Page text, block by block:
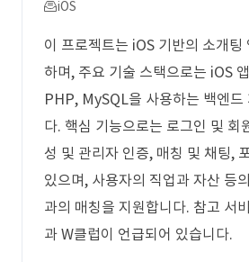
iOS
이 프로젝트는 iOS 기반의 소개팅
하며, 주요 기술 스택으로는 iOS
PHP, MySQL을 사용하는 백엔드
다. 핵심 기능으로는 로그인 및 회
성 및 관리자 인증, 매칭 및 채팅,
있으며, 사용자의 직업과 자산 등
과의 매칭을 지원합니다. 참고 서
과 W클럽이 언급되어 있습니다.